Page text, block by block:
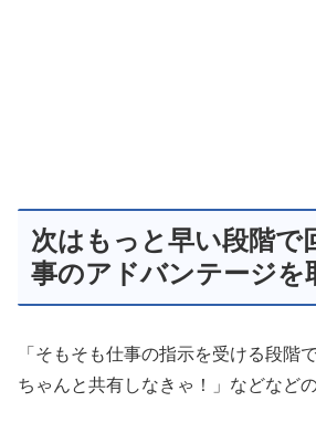
次はもっと早い段階で
事のアドバンテージを
「そもそも仕事の指示を受ける段階
ちゃんと共有しなきゃ！」などなど